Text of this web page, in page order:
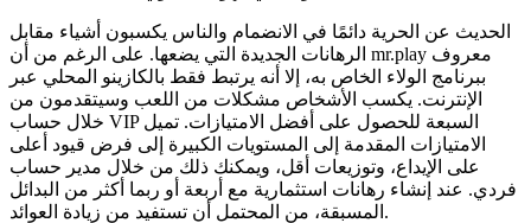
الحديث عن الحرية دائمًا في الانضمام والناس يكسبون أشياء مقابل
الرهانات الجديدة التي يضعها. على الرغم من أن mr.play معروف
ببرنامج الولاء الخاص به، إلا أنه يرتبط فقط بالكازينو المحلي عبر
الإنترنت. يكسب الأشخاص مشكلات من اللعب وسيتقدمون من
خلال حساب VIP السبعة للحصول على أفضل الامتيازات. تميل
الامتيازات المقدمة إلى المستويات الكبيرة إلى فرض قيود أعلى
على الإيداع، وتوزيعات أقل، ويمكنك ذلك من خلال مدير حساب
فردي. عند إنشاء رهانات استثمارية مع أربعة أو ربما أكثر من البدائل
المسبقة، من المحتمل أن تستفيد من زيادة العوائد.